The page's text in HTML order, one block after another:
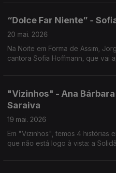
“Dolce Far Niente” -
20 mai. 2026
Na Noite em Forma de Assim,
cantora Sofia Hoffmann, que vai
"Vizinhos" - Ana
Saraiva
19 mai. 2026
Em "Vizinhos", temos 4 histórias em que o quotidiano revela o
que não está logo à vista: a